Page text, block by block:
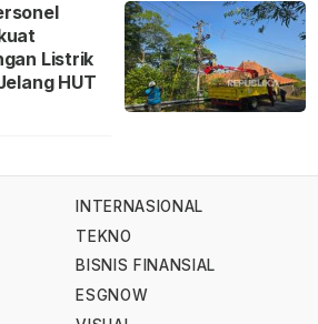
Listrik
HUT
INTERNASIONAL
TEKNO
BISNIS FINANSIAL
ESGNOW